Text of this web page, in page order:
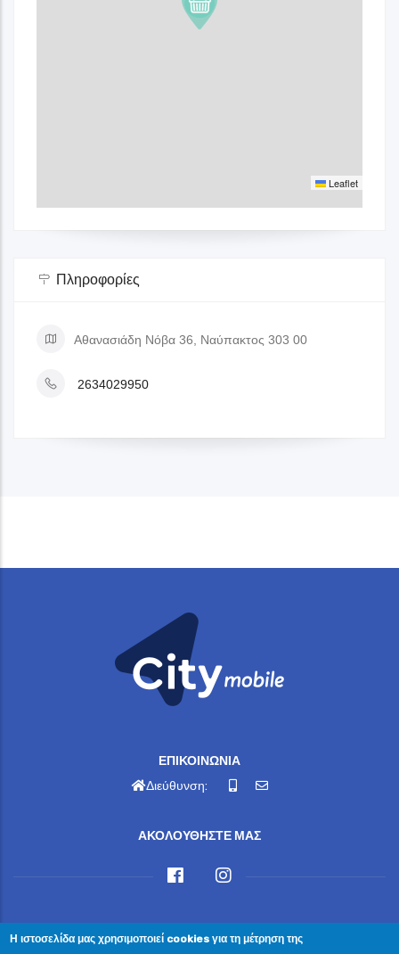
Leaflet
Πληροφορίες
Αθανασιάδη Νόβα 36, Ναύπακτος 303 00
2634029950
ΕΠΙΚΟΙΝΩΝΙΑ
Διεύθυνση:
ΑΚΟΛΟΥΘΗΣΤΕ ΜΑΣ
Η ιστοσελίδα μας χρησιμοποιεί cookies για τη μέτρηση της